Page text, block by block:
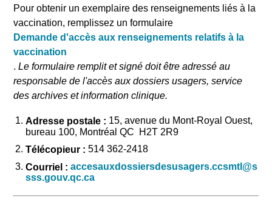
Registre de
vaccination
Pour obtenir un exemplaire des renseignements liés à la
vaccination, remplissez un formulaire
Demande d'accès aux renseignements relatifs à la
vaccination
.Le formulaire remplit et signé doit être adressé au
responsable de l'accès aux dossiers usagers, service
des archives et information clinique.
Adresse postale : 15, avenue du Mont-Royal Ouest,
bureau 100, Montréal QC H2T 2R9
Télécopieur : 514 362-2418
Courriel : accesauxdossiersdesusagers.ccsmtl@s
sss.gouv.qc.ca